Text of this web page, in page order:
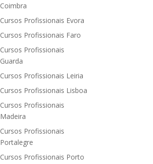
Coimbra
Cursos Profissionais Evora
Cursos Profissionais Faro
Cursos Profissionais
Guarda
Cursos Profissionais Leiria
Cursos Profissionais Lisboa
Cursos Profissionais
Madeira
Cursos Profissionais
Portalegre
Cursos Profissionais Porto